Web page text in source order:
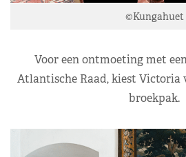
©Kungahuet
Voor een ontmoeting met
Atlantische Raad, kiest Victoria
broekpak.